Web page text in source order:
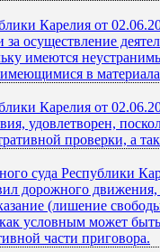
Карелия от
за осуществление
имеются
в
Карелия от
удовлетворен,
проверки, а
суда Республики
дорожного
(лишение
условным может
части приговора.